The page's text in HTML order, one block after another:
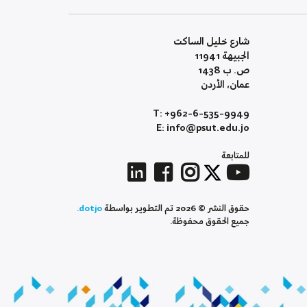
شارع خليل الساكت
الجبيهة 11941
ص. ب 1438
عمان، الأردن
T: +962-6-535-9949
E: info@psut.edu.jo
للمتابعة
حقوق النشر © 2026 تم التطوير بواسطة
dotjo.
جميع الحقوق محفوظة.